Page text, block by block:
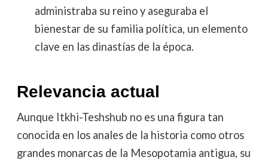
administraba su reino y aseguraba el
bienestar de su familia política, un elemento
clave en las dinastías de la época.
Relevancia actual
Aunque Itkhi-Teshshub no es una figura tan
conocida en los anales de la historia como otros
grandes monarcas de la Mesopotamia antigua, su